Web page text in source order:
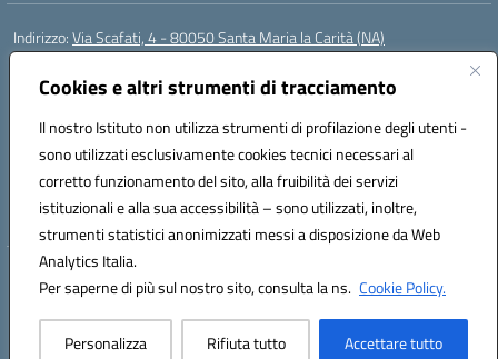
Cookies e altri strumenti di tracciamento
Il nostro Istituto non utilizza strumenti di profilazione degli utenti -
sono utilizzati esclusivamente cookies tecnici necessari al
corretto funzionamento del sito, alla fruibilità dei servizi
istituzionali e alla sua accessibilità – sono utilizzati, inoltre,
strumenti statistici anonimizzati messi a disposizione da Web
Analytics Italia.
Per saperne di più sul nostro sito, consulta la ns. Cookie Policy.
Personalizza Rifiuta tutto Accettare tutto
Indirizzo:Via Scafati, 4 - 80050 Santa Maria la Carità (NA)
Centralino:
Posta elettronica certificata (PEC):NAEE21900T@pec.istruzione.it
Codice fiscale: 90016250632
Codice meccanografico:NAEE21900T
Codice Indice delle Pubbliche Amministrazioni (IPA): istsc_naee21900t
Codice unico di fatturazione (CUF): UFZ0X6
Hosting & Powered by 3D Solution S.r.l.
Concept & Design by Designers Italia